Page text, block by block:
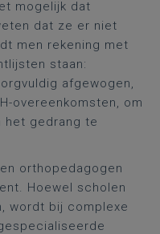
mogelijk dat
dat ze er niet
men rekening met
staan:
afgewogen,
overeenkomsten, om
het gedrang te
orthopedagogen
Hoewel scholen
wordt bij complexe